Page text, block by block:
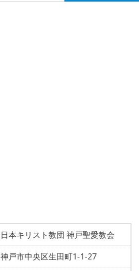
日本キリスト教団 神戸聖愛教会
神戸市中央区生田町1-1-27